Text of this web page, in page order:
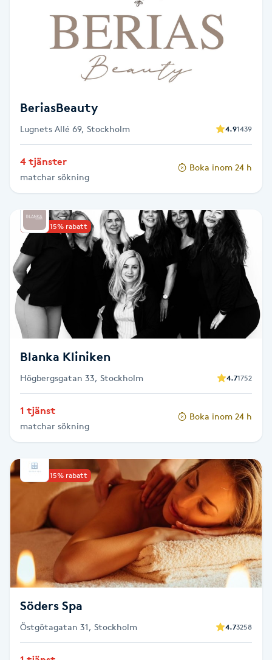
Nagelsvamp
Nagelvård
Naglar borttagning
Naglar reparation
Naprapati
Navelpiercing
NBE-massage
Ny frisyr
Olaplex
Ombre
Ombre brows
Ombre naglar
Optiker
Ortobionomi
Ortopedi
BeriasBeauty
Lugnets Allé 69, Stockholm 4.91439
4 tjänster
matchar sökning
Boka inom 24 h
Upp till 15% rabatt
Blanka Kliniken
Högbergsgatan 33, Stockholm 4.71752
1 tjänst
matchar sökning
Boka inom 24 h
Upp till 15% rabatt
Söders Spa
Östgötagatan 31, Stockholm 4.73258